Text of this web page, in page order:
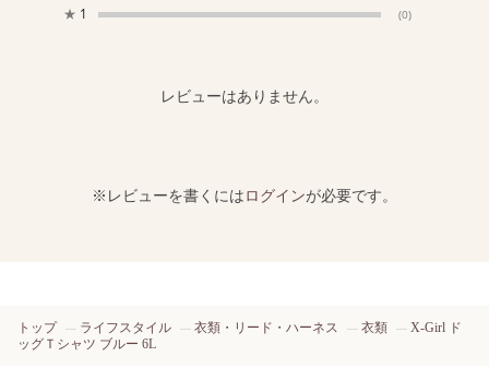
★ 1 (0)
レビューはありません。
※レビューを書くにはログインが必要です。
トップ ライフスタイル 衣類・リード・ハーネス 衣類
X-Girl ド
ッグＴシャツ ブルー 6L